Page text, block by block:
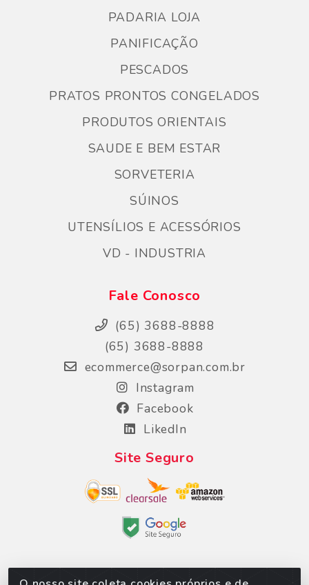
PADARIA LOJA
PANIFICAÇÃO
PESCADOS
PRATOS PRONTOS CONGELADOS
PRODUTOS ORIENTAIS
SAUDE E BEM ESTAR
SORVETERIA
SÚINOS
UTENSÍLIOS E ACESSÓRIOS
VD - INDUSTRIA
Fale Conosco
(65) 3688-8888
(65) 3688-8888
ecommerce@sorpan.com.br
Instagram
Facebook
LikedIn
Site Seguro